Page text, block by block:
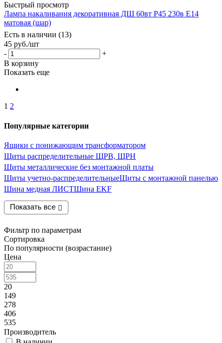
Быстрый просмотр
Лампа накаливания декоративная ДШ 60вт Р45 230в Е14
матовая (шар)
Есть в наличии (13)
45 руб./шт
-
+
В корзину
Показать еще
1 2
Популярные категории
Ящики с понижающим трансформатором
Щиты распределительные ЩРВ, ЩРН
Щиты металлические без монтажной платы
Щиты учетно-распределительныеЩиты с монтажной панелью
Шина медная ЛИСТШина EKF
Показать все
Фильтр по параметрам
Сортировка
По популярности (возрастание)
Цена
20
149
278
406
535
Производитель